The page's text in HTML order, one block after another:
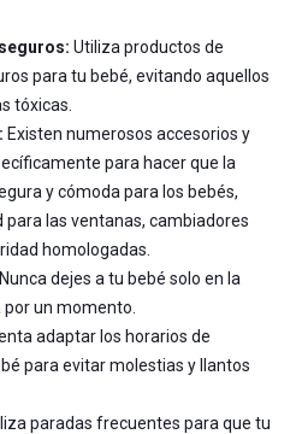
Utiliza productos de
para tu bebé, evitando aquellos
tóxicas.
Existen numerosos accesorios y
para hacer que la
y cómoda para los bebés,
las ventanas, cambiadores
homologadas.
Nunca dejes a tu bebé solo en la
un momento.
adaptar los horarios de
para evitar molestias y llantos
paradas frecuentes para que tu